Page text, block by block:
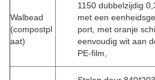
Walbead
(compostpl
aat)
1150 dubbelzijdig
met een
port, met oranje
eenvoudig wit aan
PE-film,